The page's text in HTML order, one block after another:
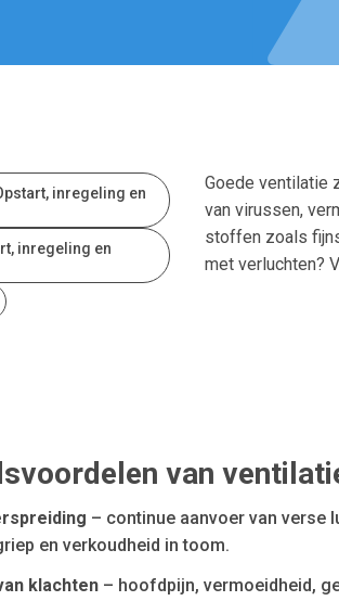
inregeling en
inregeling en
Goede ventilatie
van virussen,
stoffen zoals
met verluchten?
van
– continue aanvoer van verse
en verkoudheid in toom.
klachten – hoofdpijn, vermoeidheid,